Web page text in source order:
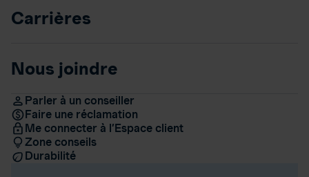
Carrières
Nous joindre
Parler à un conseiller
Faire une réclamation
Me connecter à l’Espace client
Zone conseils
Durabilité